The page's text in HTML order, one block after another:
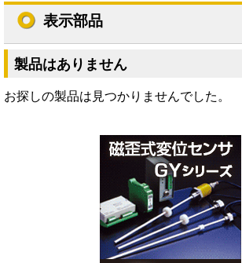
表示部品
製品はありません
お探しの製品は見つかりませんでした。